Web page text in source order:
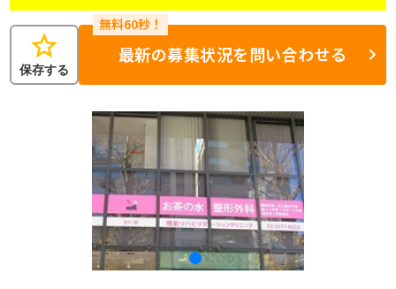
star
保存する
最新の募集状況を問い合わせる